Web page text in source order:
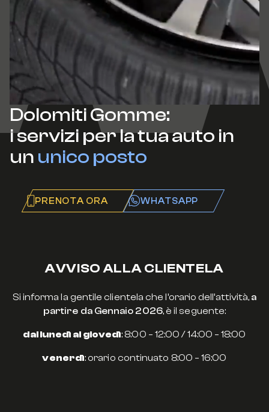
Dolomiti Gomme:
i servizi per la tua auto in
un unico posto
PRENOTA ORA WHATSAPP
AVVISO ALLA CLIENTELA
Si informa la gentile clientela che l’orario dell’attività, a
partire da Gennaio 2026, è il seguente:
dal lunedì al giovedì: 8:00 – 12:00 / 14:00 – 18:00
venerdì: orario continuato 8:00 – 16:00